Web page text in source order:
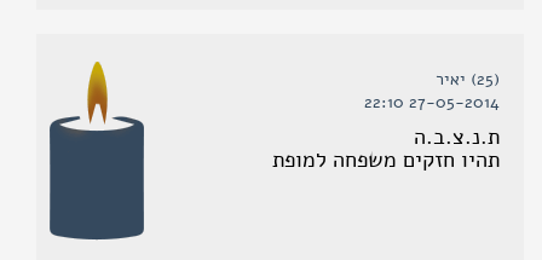
(25) יאיר
27-05-2014 22:10
ת.נ.צ.ב.ה
תהיו חזקים משפחה למופת